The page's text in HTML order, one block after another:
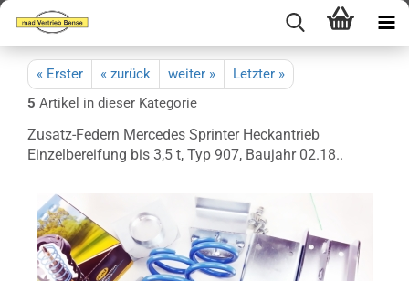
« Erster « zurück weiter »
Letzter »
5 Artikel in dieser Kategorie
Zusatz-Federn Mercedes Sprinter Heckantrieb
Einzelbereifung bis 3,5 t, Typ 907, Baujahr 02.18..